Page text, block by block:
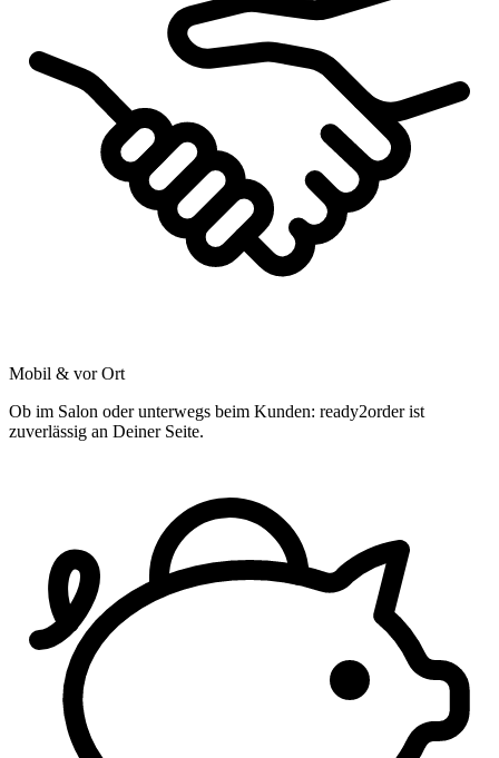
Mobil & vor Ort
Ob im Salon oder unterwegs beim Kunden: ready2order ist
zuverlässig an Deiner Seite.